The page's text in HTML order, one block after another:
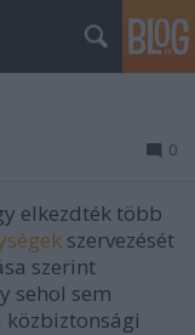
0
elkezdték több
szervezését
szerint
sehol sem
közbiztonsági